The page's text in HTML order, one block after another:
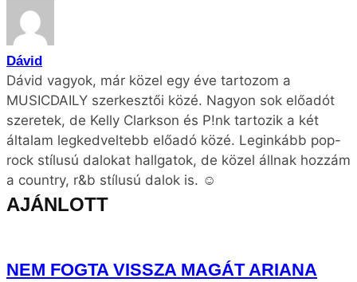
Dávid
Dávid vagyok, már közel egy éve tartozom a
MUSICDAILY szerkesztői közé. Nagyon sok előadót
szeretek, de Kelly Clarkson és P!nk tartozik a két
általam legkedveltebb előadó közé. Leginkább pop-
rock stílusú dalokat hallgatok, de közel állnak hozzám
a country, r&b stílusú dalok is. ☺
AJÁNLOTT
NEM FOGTA VISSZA MAGÁT ARIANA